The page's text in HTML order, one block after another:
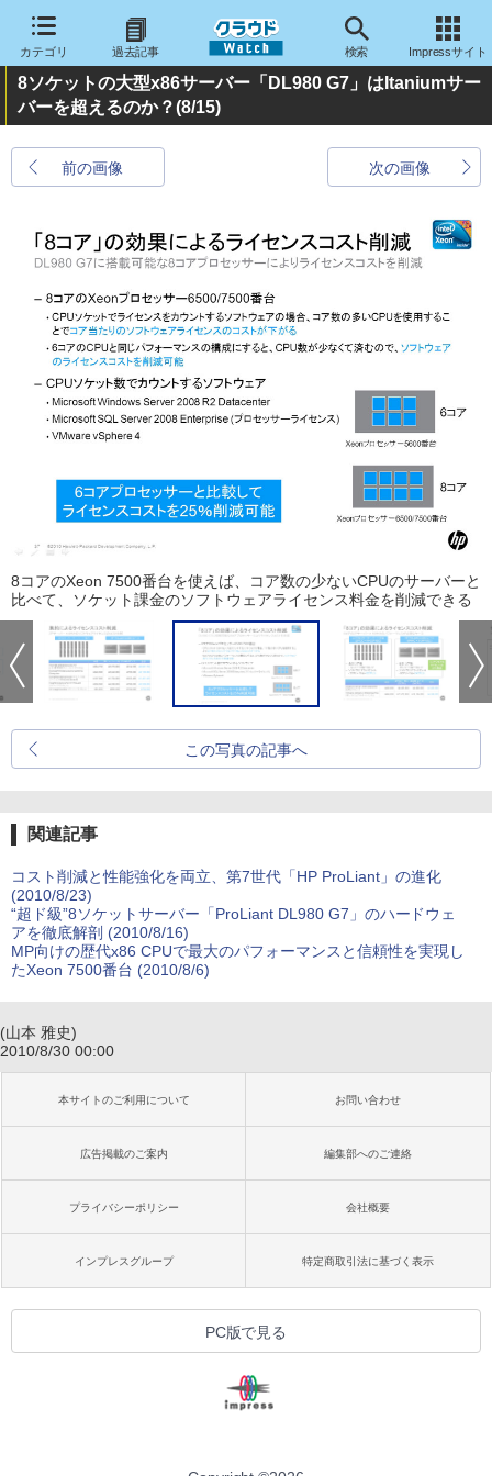
カテゴリ 過去記事 検索 Impressサイト
8ソケットの大型x86サーバー「DL980 G7」はItaniumサー
バーを超えるのか？(8/15)
前の画像 次の画像
8コアのXeon 7500番台を使えば、コア数の少ないCPUのサーバーと
比べて、ソケット課金のソフトウェアライセンス料金を削減できる
この写真の記事へ
関連記事
コスト削減と性能強化を両立、第7世代「HP ProLiant」の進化
(2010/8/23)
“超ド級”8ソケットサーバー「ProLiant DL980 G7」のハードウェ
アを徹底解剖 (2010/8/16)
MP向けの歴代x86 CPUで最大のパフォーマンスと信頼性を実現し
たXeon 7500番台 (2010/8/6)
(山本 雅史)
2010/8/30 00:00
本サイトのご利用について お問い合わせ
広告掲載のご案内 編集部へのご連絡
プライバシーポリシー 会社概要
インプレスグループ 特定商取引法に基づく表示
PC版で見る